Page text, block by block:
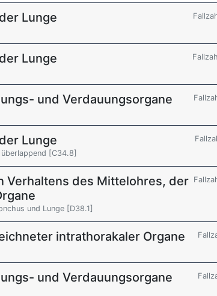
Lunge
Lunge
und Verdauungsorgane
Lunge
[C34.8]
Verhaltens des Mittelohres, der
und Lunge [D38.1]
intrathorakaler Organe
und Verdauungsorgane